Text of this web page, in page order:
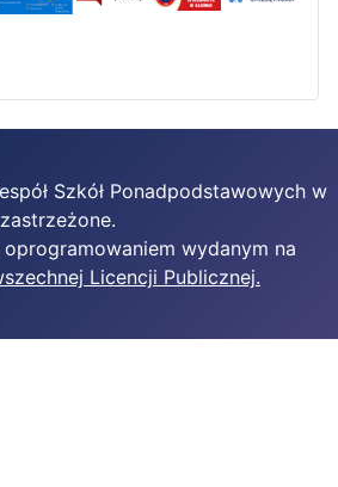
Szkół Ponadpodstawowych w
wydanym na
Licencji Publicznej.